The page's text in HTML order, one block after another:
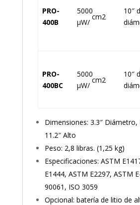
PRO-
400B
5000
µW/
cm2
10″
PRO-
400BC
5000
µW/
cm2
10″
Dimensiones: 3.3″ Diámetro,
11.2″ Alto
Peso: 2,8 libras. (1,25 kg)
Especificaciones: ASTM
E1444, ASTM E2297, ASTM
90061, ISO 3059
Opcional: batería de litio de